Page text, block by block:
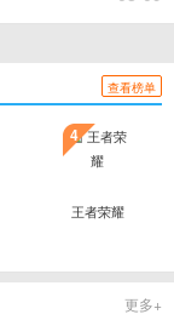
查看榜单
王者荣耀
4
更多+